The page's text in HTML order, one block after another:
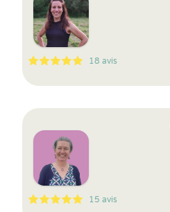
5
1
5
18 18 avis
5
1
5
15 15 avis